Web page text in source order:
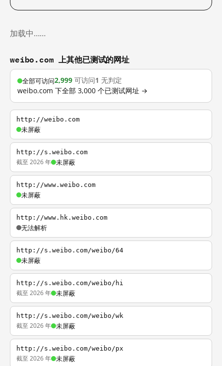
加载中……
weibo.com 上其他已测试的网址
全部可访问2,999 可访问1 无判定
weibo.com 下全部 3,000 个已测试网址 →
http://weibo.com
未屏蔽
http://s.weibo.com
截至 2026 年 未屏蔽
http://www.weibo.com
未屏蔽
http://www.hk.weibo.com
无法解析
http://s.weibo.com/weibo/64
未屏蔽
http://s.weibo.com/weibo/hi
截至 2026 年 未屏蔽
http://s.weibo.com/weibo/wk
截至 2026 年 未屏蔽
http://s.weibo.com/weibo/px
截至 2026 年 未屏蔽